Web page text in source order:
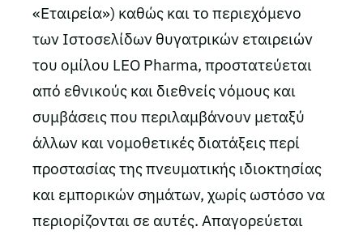
«Εταιρεία») καθώς και το περιεχόμενο
των Ιστοσελίδων θυγατρικών εταιρειών
του ομίλου LEO Pharma, προστατεύεται
από εθνικούς και διεθνείς νόμους και
συμβάσεις που περιλαμβάνουν μεταξύ
άλλων και νομοθετικές διατάξεις περί
προστασίας της πνευματικής ιδιοκτησίας
και εμπορικών σημάτων, χωρίς ωστόσο να
περιορίζονται σε αυτές. Απαγορεύεται